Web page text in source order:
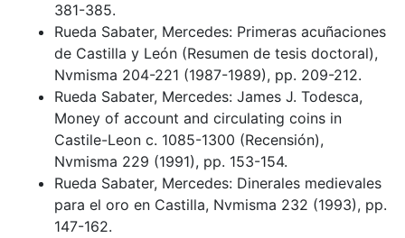
381-385.
Rueda Sabater, Mercedes: Primeras acuñaciones
de Castilla y León (Resumen de tesis doctoral),
Nvmisma 204-221 (1987-1989), pp. 209-212.
Rueda Sabater, Mercedes: James J. Todesca,
Money of account and circulating coins in
Castile-Leon c. 1085-1300 (Recensión),
Nvmisma 229 (1991), pp. 153-154.
Rueda Sabater, Mercedes: Dinerales medievales
para el oro en Castilla, Nvmisma 232 (1993), pp.
147-162.